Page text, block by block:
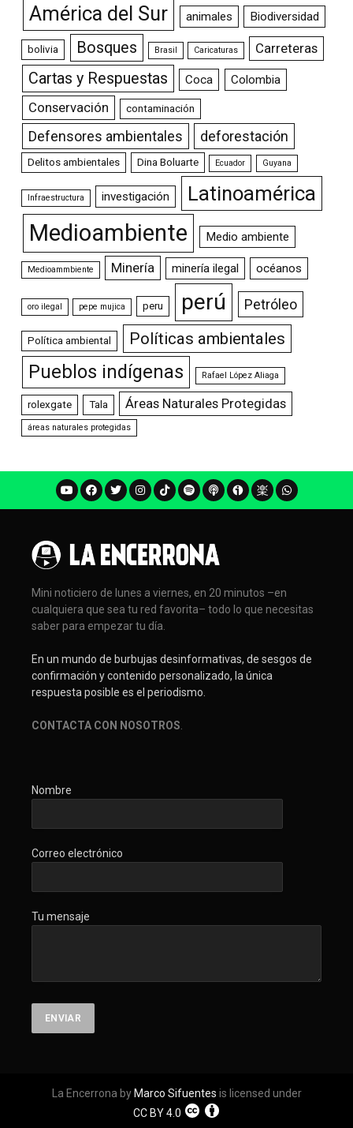
América del Sur animales Biodiversidad
bolivia Bosques Brasil Caricaturas Carreteras
Cartas y Respuestas Coca Colombia
Conservación contaminación
Defensores ambientales deforestación
Delitos ambientales Dina Boluarte Ecuador Guyana
Infraestructura investigación Latinoamérica
Medioambiente Medio ambiente
Medioammbiente Minería minería ilegal océanos
oro ilegal pepe mujica peru perú Petróleo
Política ambiental Políticas ambientales
Pueblos indígenas Rafael López Aliaga
rolexgate Tala Áreas Naturales Protegidas
áreas naturales protegidas
Mini noticiero de lunes a viernes, en 20 minutos –en
cualquiera que sea tu red favorita– todo lo que necesitas
saber para empezar tu día.
En un mundo de burbujas desinformativas, de sesgos de
confirmación y contenido personalizado, la única
respuesta posible es el periodismo.
CONTACTA CON NOSOTROS
Nombre
Correo electrónico
Tu mensaje
La Encerrona by Marco Sifuentes is licensed under
CC BY 4.0